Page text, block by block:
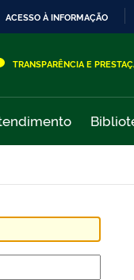
ACESSO À INFORMAÇÃO
TRANSPARÊNCIA E